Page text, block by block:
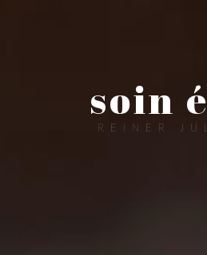
soin
REINER